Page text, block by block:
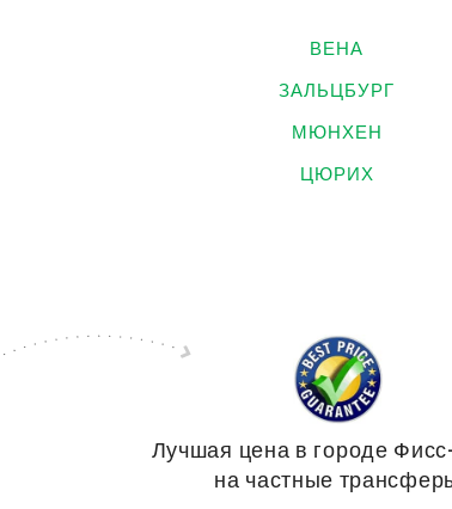
ВЕНА
ЗАЛЬЦБУРГ
МЮНХЕН
ЦЮРИХ
Лучшая цена в городе
на частные